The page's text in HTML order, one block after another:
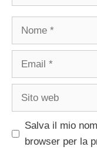
Nome
Email
Sito
Salva il mio
browser per la